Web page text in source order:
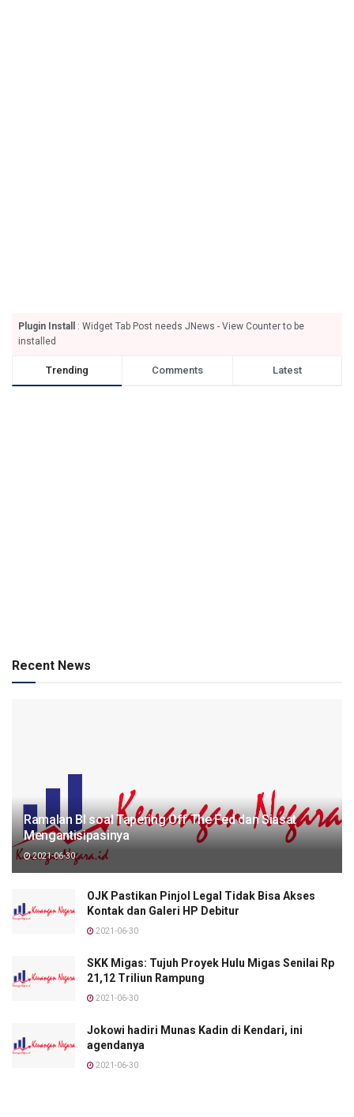
Plugin Install
: Widget Tab Post needs JNews - View Counter to be
installed
Trending Comments Latest
Recent News
Ramalan BI soal Tapering Off The Fed dan Siasat
Mengantisipasinya
2021-06-30
OJK Pastikan Pinjol Legal Tidak Bisa Akses
Kontak dan Galeri HP Debitur
2021-06-30
SKK Migas: Tujuh Proyek Hulu Migas Senilai Rp
21,12 Triliun Rampung
2021-06-30
Jokowi hadiri Munas Kadin di Kendari, ini
agendanya
2021-06-30